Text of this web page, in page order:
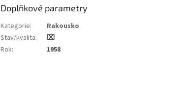
Doplňkové parametry
Kategorie:
Rakousko
Stav/kvalita:
⌧︎
Rok: 1958